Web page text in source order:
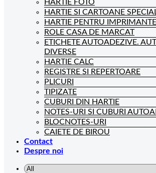
HARTIE FOTO
HARTIE SI CARTOANE
HARTIE PENTRU
ROLE CASA DE MARCAT
ETICHETE AUTOADEZIVE.
DIVERSE
HARTIE CALC
REGISTRE SI REPERTOARE
PLICURI
TIPIZATE
CUBURI DIN HARTIE
NOTES-URI SI CUBURI
BLOCNOTES-URI
CAIETE DE BIROU
Contact
Despre noi